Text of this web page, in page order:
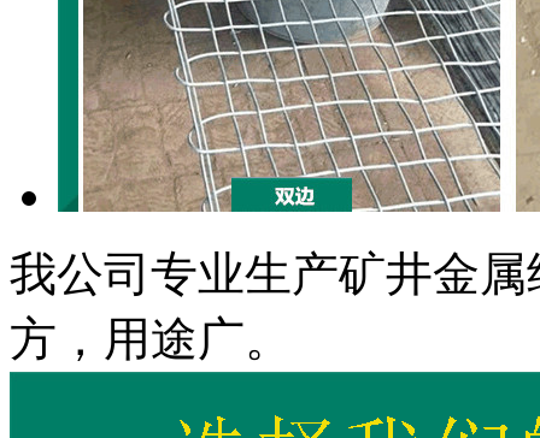
我公司专业生产矿井金
方，用途广。